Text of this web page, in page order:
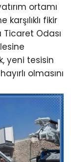
ortamı
fikir
Ticaret Odası
yeni tesisin
olmasını